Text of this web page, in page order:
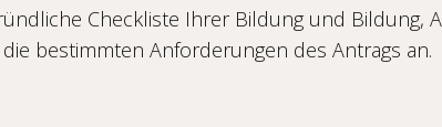
Checkliste Ihrer Bildung und Bildung,
bestimmten Anforderungen des Antrags an.